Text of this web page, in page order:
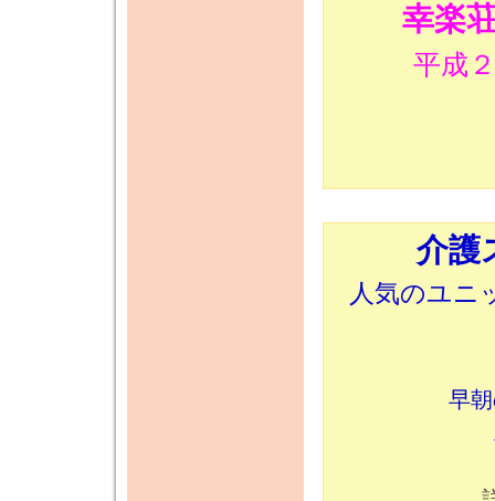
幸楽
平成
介護
人気のユニ
早